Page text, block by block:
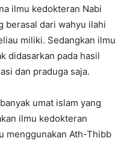
ilmu kedokteran Nabi
berasal dari wahyu ilahi
miliki. Sedangkan ilmu
didasarkan pada hasil
dan praduga saja.
umat islam yang
ilmu kedokteran
menggunakan Ath-Thibb